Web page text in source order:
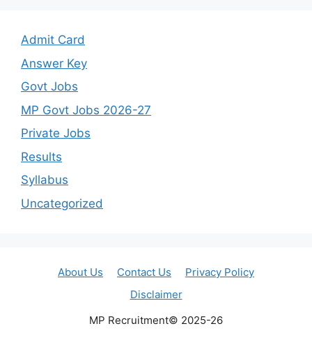
Admit Card
Answer Key
Govt Jobs
MP Govt Jobs 2026-27
Private Jobs
Results
Syllabus
Uncategorized
About Us Contact Us
Privacy Policy
Disclaimer
MP Recruitment© 2025-26